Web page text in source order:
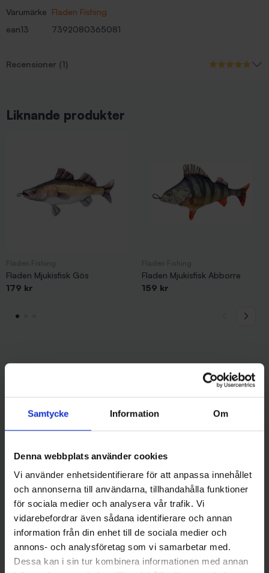
Samtycke Information Om
Denna webbplats använder cookies
Vi använder enhetsidentifierare för att anpassa innehållet
och annonserna till användarna, tillhandahålla funktioner
för sociala medier och analysera vår trafik. Vi
vidarebefordrar även sådana identifierare och annan
information från din enhet till de sociala medier och
annons- och analysföretag som vi samarbetar med.
Dessa kan i sin tur kombinera informationen med annan
Varumärke Fladen Fishing
ean13
7392080365081
Recensioner (1)
Liknande produkter
Fladen Mjukisfisk Gös
179 kr
Fladen Mjukisfisk Abborre
159 kr
Fladen Fishing
189 kr
Cylinderformad - 4 mm hål
39 kr